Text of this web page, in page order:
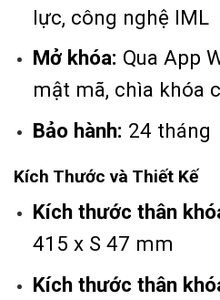
lực, công nghệ IML
Mở khóa: Qua App
mật mã, chìa khóa
Bảo hành: 24 tháng
Kích Thước và Thiết Kế
Kích thước thân
415 x S 47 mm
Kích thước thân